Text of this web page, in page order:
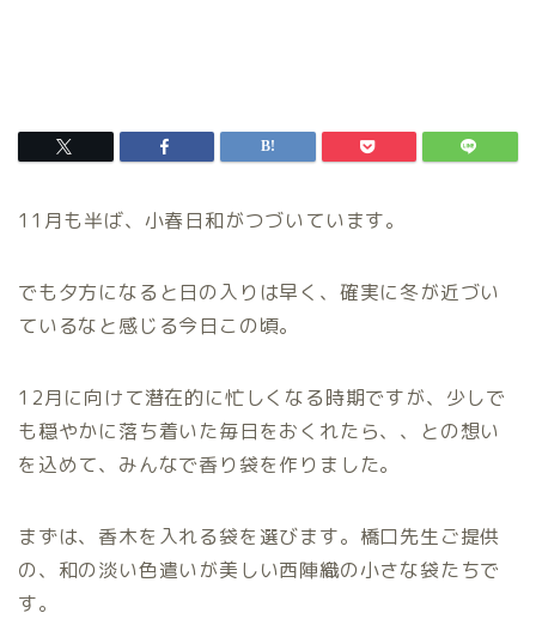
11月も半ば、小春日和がつづいています。
でも夕方になると日の入りは早く、確実に冬が近づい
ているなと感じる今日この頃。
12月に向けて潜在的に忙しくなる時期ですが、少しで
も穏やかに落ち着いた毎日をおくれたら、、との想い
を込めて、みんなで香り袋を作りました。
まずは、香木を入れる袋を選びます。橋口先生ご提供
の、和の淡い色遣いが美しい西陣織の小さな袋たちで
す。